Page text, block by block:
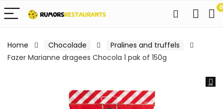
0
Home Chocolade
Pralines and truffels
Fazer Marianne dragees Chocola 1 pak of 150g